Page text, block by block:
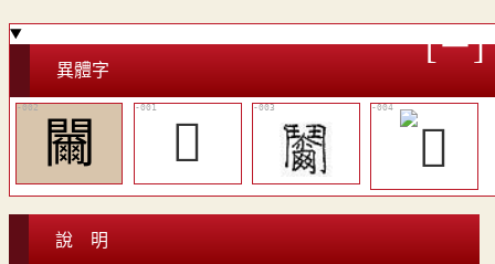
異體字
䦵 𩰐
說 明